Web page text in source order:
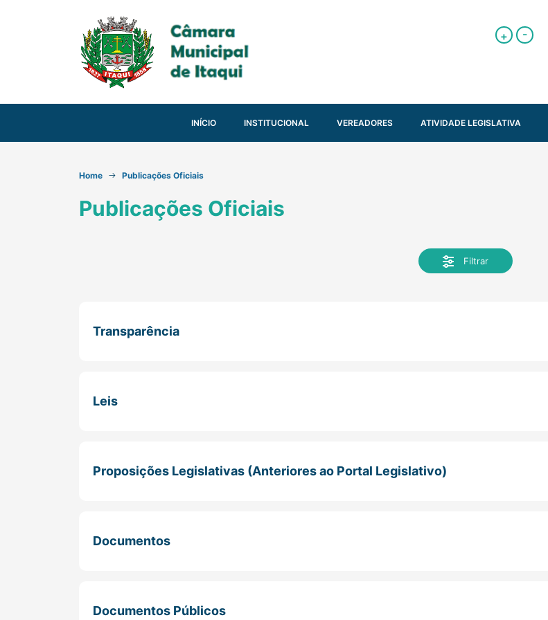
+ -
INÍCIO INSTITUCIONAL VEREADORES ATIVIDADE LEGISLATIVA
Home Publicações Oficiais
Publicações Oficiais
Filtrar
Transparência
Leis
Proposições Legislativas (Anteriores ao Portal Legislativo)
Documentos
Documentos Públicos